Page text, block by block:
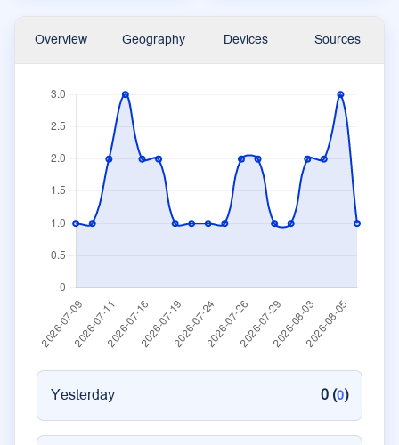
Overview Geography Devices Sources
Yesterday 0 (0)